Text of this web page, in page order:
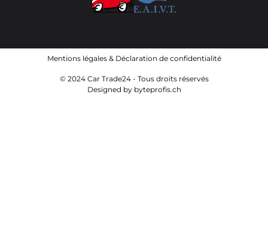
Mentions légales& Déclaration de confidentialité
© 2024 Car Trade24 - Tous droits réservés
Designed by byteprofis.ch